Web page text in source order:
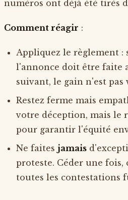
numéros ont déjà été tirés
Comment réagir :
Appliquez le règlement :
l'annonce doit être faite
suivant, le gain n'est pas
Restez ferme mais
votre déception, mais le
pour garantir l'équité
Ne faites jamais
proteste. Céder une
toutes les contestations